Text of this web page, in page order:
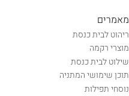
מאמרים
ריהוט לבית כנסת
מוצרי רקמה
שילוט לבית כנסת
תוכן שימושי המתניה
נוסחי תפילות